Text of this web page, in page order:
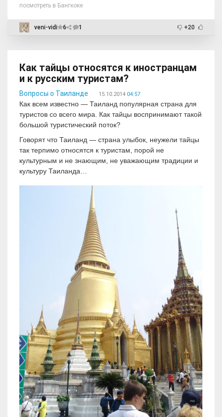
посмотреть в Бангкоке
veni-vidi 6 1 +20
Как тайцы относятся к иностранцам
и к русским туристам?
Вопросы о Таиланде 15.10.2014 04:57
Как всем известно — Таиланд популярная страна для
туристов со всего мира. Как тайцы воспринимают такой
большой туристический поток?
Говорят что Таиланд — страна улыбок, неужели тайцы
так терпимо относятся к туристам, порой не
культурным и не знающим, не уважающим традиции и
культуру Таиланда…